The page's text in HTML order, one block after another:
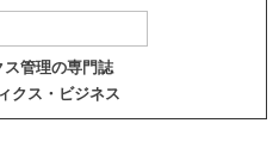
ス管理の専門誌
クス・ビジネス